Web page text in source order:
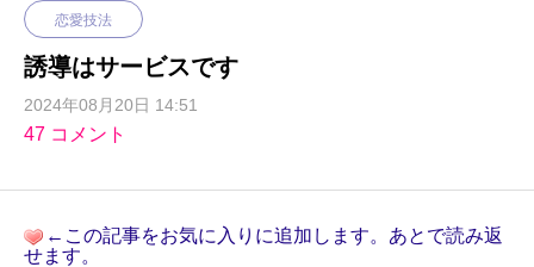
恋愛技法
誘導はサービスです
2024年08月20日 14:51
47 コメント
←この記事をお気に入りに追加します。あとで読み返
せます。